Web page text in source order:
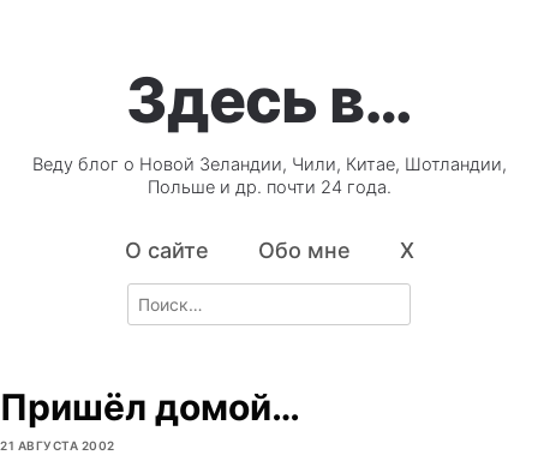
Здесь в…
Веду блог о Новой Зеландии, Чили, Китае, Шотландии,
Польше и др. почти 24 года.
О сайте Обо мне X
Search
for:
Пришёл домой…
21 АВГУСТА 2002